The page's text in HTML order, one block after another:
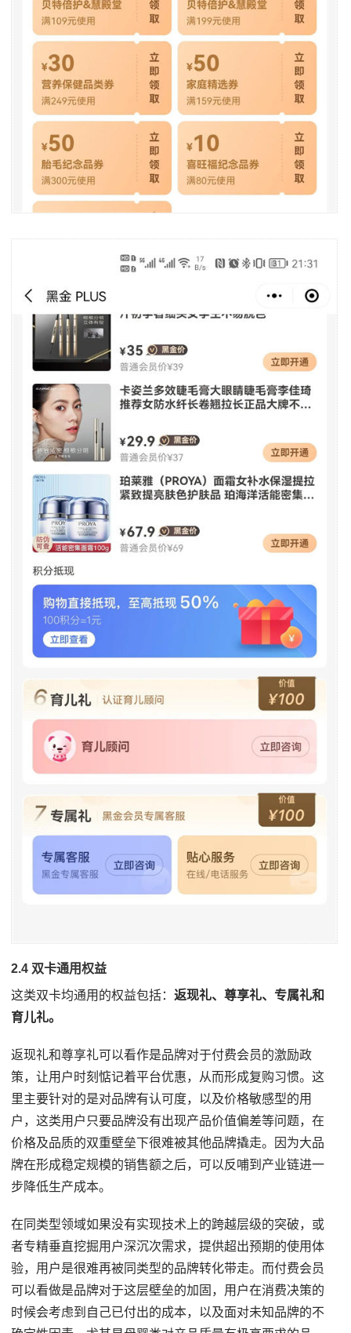
2.4 双卡通用权益
这类双卡均通用的权益包括：返现礼、尊享礼、专属礼和
育儿礼。
返现礼和尊享礼可以看作是品牌对于付费会员的激励政
策，让用户时刻惦记着平台优惠，从而形成复购习惯。这
里主要针对的是对品牌有认可度，以及价格敏感型的用
户，这类用户只要品牌没有出现产品价值偏差等问题，在
价格及品质的双重壁垒下很难被其他品牌撬走。因为大品
牌在形成稳定规模的销售额之后，可以反哺到产业链进一
步降低生产成本。
在同类型领域如果没有实现技术上的跨越层级的突破，或
者专精垂直挖掘用户深沉次需求，提供超出预期的使用体
验，用户是很难再被同类型的品牌转化带走。而付费会员
可以看做是品牌对于这层壁垒的加固，用户在消费决策的
时候会考虑到自己已付出的成本，以及面对未知品牌的不